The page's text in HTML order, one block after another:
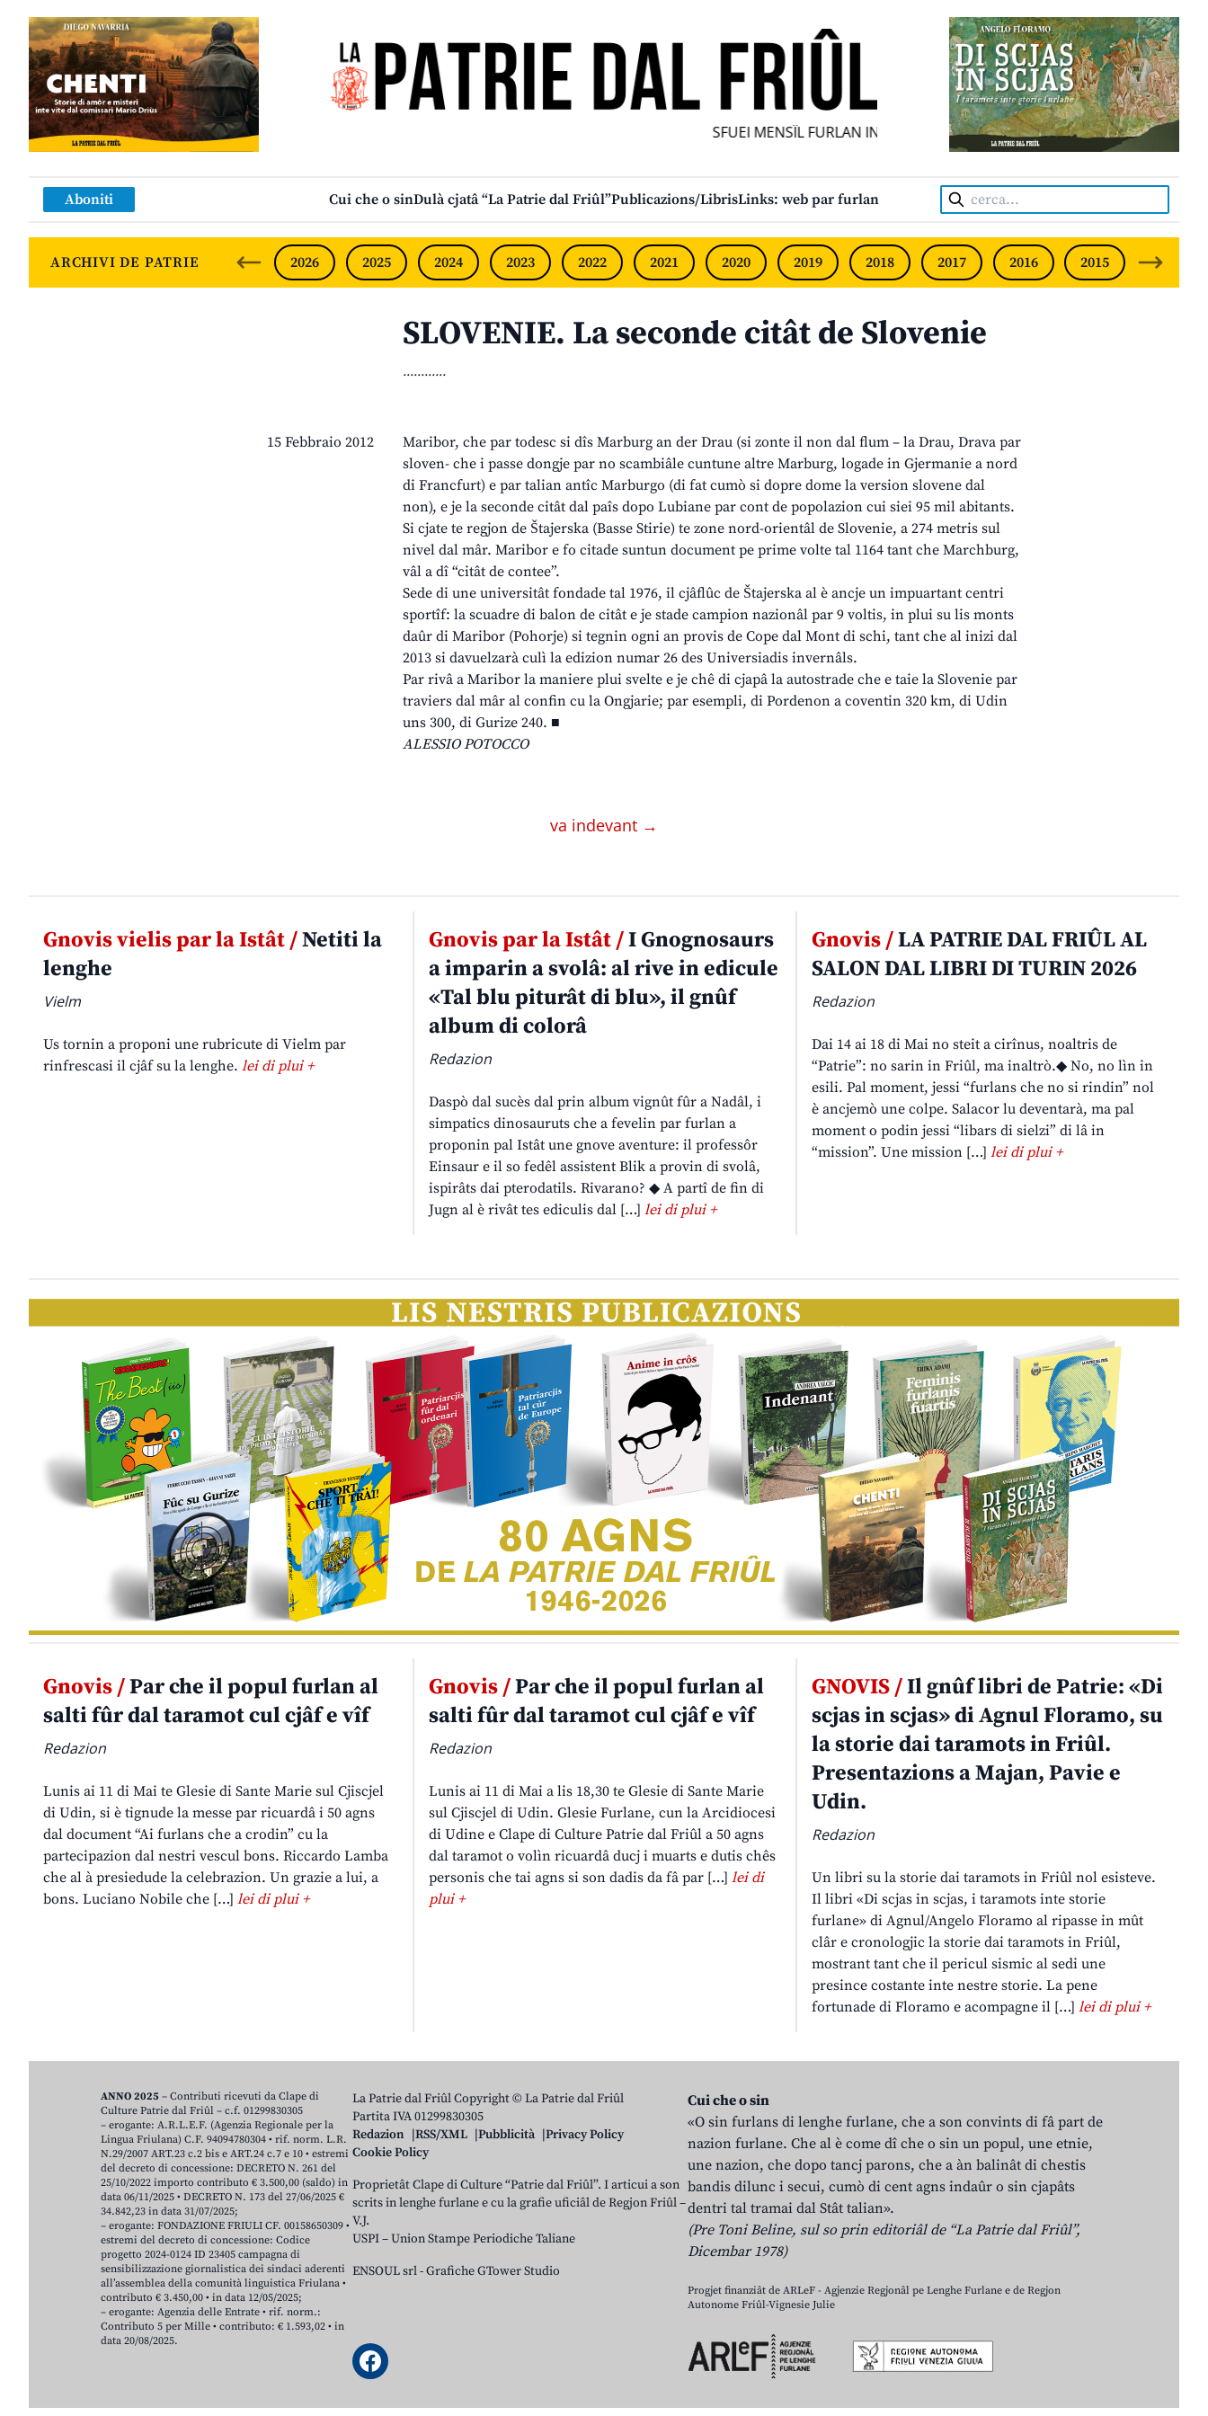
SFUEI MENSÎL FURLAN INDIPENDENT • INDEPENDENT FRIULIAN MONTHLY
Aboniti Cui che o sinDulà cjatâ “La Patrie dal Friûl”Publicazions/LibrisLinks: web par furlan Cerca:
ARCHIVI DE PATRIE 2026 2025 2024 2023 2022 2021 2020 2019 2018 2017 2016 2015 2014
SLOVENIE. La seconde citât de Slovenie
............
15 Febbraio 2012
Maribor, che par todesc si dîs Marburg an der Drau (si zonte il non dal flum – la Drau, Drava par
sloven- che i passe dongje par no scambiâle cuntune altre Marburg, logade in Gjermanie a nord
di Francfurt) e par talian antîc Marburgo (di fat cumò si dopre dome la version slovene dal
non), e je la seconde citât dal paîs dopo Lubiane par cont de popolazion cui siei 95 mil abitants.
Si cjate te regjon de Štajerska (Basse Stirie) te zone nord-orientâl de Slovenie, a 274 metris sul
nivel dal mâr. Maribor e fo citade suntun document pe prime volte tal 1164 tant che Marchburg,
vâl a dî “citât de contee”.
Sede di une universitât fondade tal 1976, il cjâflûc de Štajerska al è ancje un impuartant centri
sportîf: la scuadre di balon de citât e je stade campion nazionâl par 9 voltis, in plui su lis monts
daûr di Maribor (Pohorje) si tegnin ogni an provis de Cope dal Mont di schi, tant che al inizi dal
2013 si davuelzarà culì la edizion numar 26 des Universiadis invernâls.
Par rivâ a Maribor la maniere plui svelte e je chê di cjapâ la autostrade che e taie la Slovenie par
traviers dal mâr al confin cu la Ongjarie; par esempli, di Pordenon a coventin 320 km, di Udin
uns 300, di Gurize 240. ■
ALESSIO POTOCCO
va indevant →
Gnovis vielis par la Istât /Netiti la
lenghe
Vielm
Us tornin a proponi une rubricute di Vielm par
rinfrescasi il cjâf su la lenghe. lei di plui +
Gnovis par la Istât /I Gnognosaurs
a imparin a svolâ: al rive in edicule
«Tal blu piturât di blu», il gnûf
album di colorâ
Redazion
Daspò dal sucès dal prin album vignût fûr a Nadâl, i
simpatics dinosauruts che a fevelin par furlan a
proponin pal Istât une gnove aventure: il professôr
Einsaur e il so fedêl assistent Blik a provin di svolâ,
ispirâts dai pterodatils. Rivarano? ◆ A partî de fin di
Jugn al è rivât tes ediculis dal […] lei di plui +
Gnovis /LA PATRIE DAL FRIÛL AL
SALON DAL LIBRI DI TURIN 2026
Redazion
Dai 14 ai 18 di Mai no steit a cirînus, noaltris de
“Patrie”: no sarin in Friûl, ma inaltrò.◆ No, no lìn in
esili. Pal moment, jessi “furlans che no si rindin” nol
è ancjemò une colpe. Salacor lu deventarà, ma pal
moment o podin jessi “libars di sielzi” di lâ in
“mission”. Une mission […]lei di plui +
Gnovis /Par che il popul furlan al
salti fûr dal taramot cul cjâf e vîf
Redazion
Lunis ai 11 di Mai te Glesie di Sante Marie sul Cjiscjel
di Udin, si è tignude la messe par ricuardâ i 50 agns
dal document “Ai furlans che a crodin” cu la
partecipazion dal nestri vescul bons. Riccardo Lamba
che al à presiedude la celebrazion. Un grazie a lui, a
bons. Luciano Nobile che […] lei di plui +
Gnovis /Par che il popul furlan al
salti fûr dal taramot cul cjâf e vîf
Redazion
Lunis ai 11 di Mai a lis 18,30 te Glesie di Sante Marie
sul Cjiscjel di Udin. Glesie Furlane, cun la Arcidiocesi
di Udine e Clape di Culture Patrie dal Friûl a 50 agns
dal taramot o volìn ricuardâ ducj i muarts e dutis chês
personis che tai agns si son dadis da fâ par […] lei di
plui +
GNOVIS /Il gnûf libri de Patrie: «Di
scjas in scjas» di Agnul Floramo, su
la storie dai taramots in Friûl.
Presentazions a Majan, Pavie e
Udin.
Redazion
Un libri su la storie dai taramots in Friûl nol esisteve.
Il libri «Di scjas in scjas, i taramots inte storie
furlane» di Agnul/Angelo Floramo al ripasse in mût
clâr e cronologjic la storie dai taramots in Friûl,
mostrant tant che il pericul sismic al sedi une
presince costante inte nestre storie. La pene
fortunade di Floramo e acompagne il […]lei di plui +
La Patrie dal Friûl Copyright © La Patrie dal Friûl
Partita IVA 01299830305
Redazion
RSS/XML Pubblicità
Privacy Policy
Cookie Policy
Proprietât Clape di Culture “Patrie dal Friûl”. I articui a son
scrits in lenghe furlane e cu la grafie uficiâl de Regjon Friûl –
V.J.
USPI – Union Stampe Periodiche Taliane
ENSOUL srl-Grafiche GTower Studio
Cui che o sin
«O sin furlans di lenghe furlane, che a son convints di fâ part de
nazion furlane. Che al è come dî che o sin un popul, une etnie,
une nazion, che dopo tancj parons, che a àn balinât di chestis
bandis dilunc i secui, cumò di cent agns indaûr o sin cjapâts
dentri tal tramai dal Stât talian».
(Pre Toni Beline, sul so prin editoriâl de “La Patrie dal Friûl”,
Dicembar 1978)
Progjet finanziât de ARLeF - Agjenzie Regjonâl pe Lenghe Furlane e de Regjon
Autonome Friûl-Vignesie Julie
ANNO 2025 – Contributi ricevuti da Clape di
Culture Patrie dal Friûl – c.f. 01299830305
– erogante: A.R.L.E.F. (Agenzia Regionale per la
Lingua Friulana) C.F. 94094780304 • rif. norm. L.R.
N.29/2007 ART.23 c.2 bis e ART.24 c.7 e 10 • estremi
del decreto di concessione: DECRETO N. 261 del
25/10/2022 importo contributo € 3.500,00 (saldo) in
data 06/11/2025 • DECRETO N. 173 del 27/06/2025 €
34.842,23 in data 31/07/2025;
– erogante: FONDAZIONE FRIULI CF. 00158650309 •
estremi del decreto di concessione: Codice
progetto 2024-0124 ID 23405 campagna di
sensibilizzazione giornalistica dei sindaci aderenti
all’assemblea della comunità linguistica Friulana •
contributo € 3.450,00 • in data 12/05/2025;
– erogante: Agenzia delle Entrate • rif. norm.:
Contributo 5 per Mille • contributo: € 1.593,02 • in
data 20/08/2025.